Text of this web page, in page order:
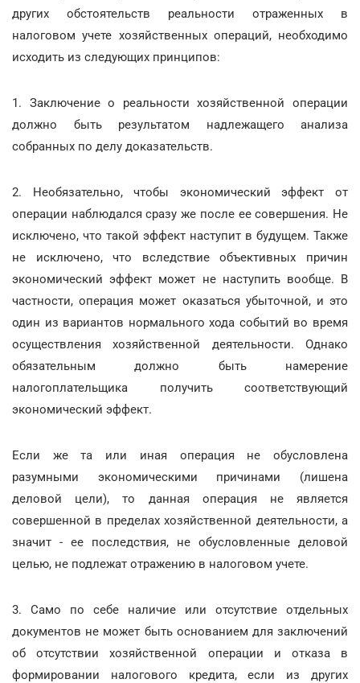
других обстоятельств реальности отраженных в
налоговом учете хозяйственных операций, необходимо
исходить из следующих принципов:
1. Заключение о реальности хозяйственной операции
должно быть результатом надлежащего анализа
собранных по делу доказательств.
2. Необязательно, чтобы экономический эффект от
операции наблюдался сразу же после ее совершения. Не
исключено, что такой эффект наступит в будущем. Также
не исключено, что вследствие объективных причин
экономический эффект может не наступить вообще. В
частности, операция может оказаться убыточной, и это
один из вариантов нормального хода событий во время
осуществления хозяйственной деятельности. Однако
обязательным должно быть намерение
налогоплательщика получить соответствующий
экономический эффект.
Если же та или иная операция не обусловлена
разумными экономическими причинами (лишена
деловой цели), то данная операция не является
совершенной в пределах хозяйственной деятельности, а
значит - ее последствия, не обусловленные деловой
целью, не подлежат отражению в налоговом учете.
3. Само по себе наличие или отсутствие отдельных
документов не может быть основанием для заключений
об отсутствии хозяйственной операции и отказа в
формировании налогового кредита, если из других